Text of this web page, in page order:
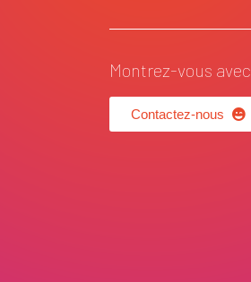
Montrez-vous
Contactez-nous